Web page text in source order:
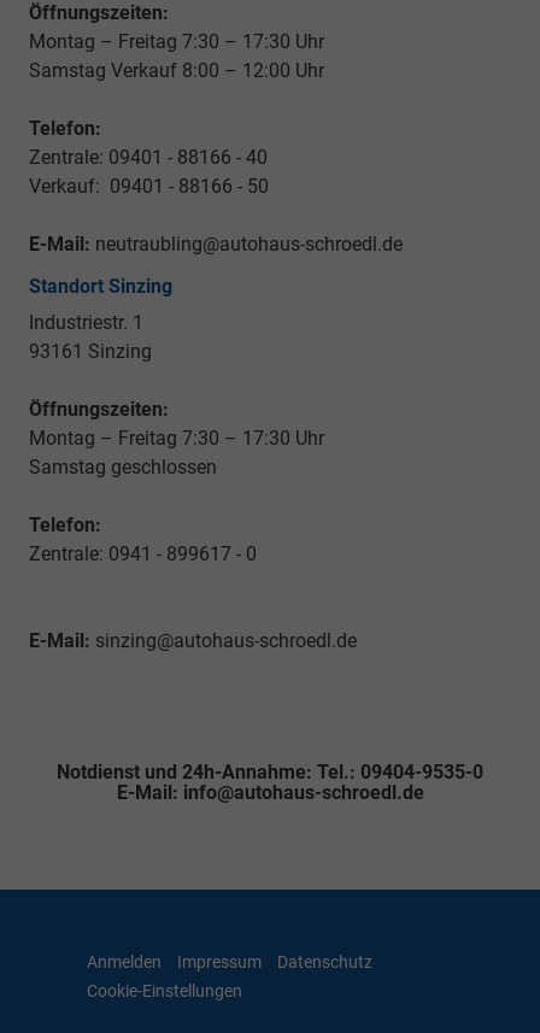
Öffnungszeiten:
Montag – Freitag 7:30 – 17:30 Uhr
Samstag Verkauf 8:00 – 12:00 Uhr
Telefon:
Zentrale: 09401 - 88166 - 40
Verkauf: 09401 - 88166 - 50
E-Mail: neutraubling@autohaus-schroedl.de
Standort Sinzing
Industriestr. 1
93161 Sinzing
Öffnungszeiten:
Montag – Freitag 7:30 – 17:30 Uhr
Samstag geschlossen
Telefon:
Zentrale: 0941 - 899617 - 0
E-Mail: sinzing@autohaus-schroedl.de
Notdienst und 24h-Annahme: Tel.: 09404-9535-0
E-Mail: info@autohaus-schroedl.de
Anmelden Impressum
Datenschutz
Cookie-Einstellungen